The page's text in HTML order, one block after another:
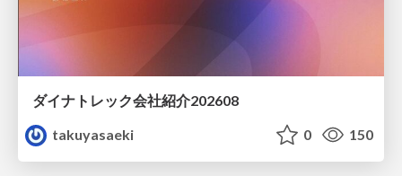
ダイナトレック会社紹介202608
takuyasaeki
0 150